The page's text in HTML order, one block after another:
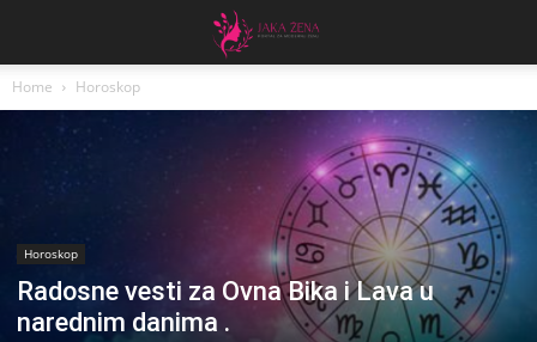
Home Horoskop
Horoskop
Radosne vesti za Ovna Bika i Lava u
narednim danima .